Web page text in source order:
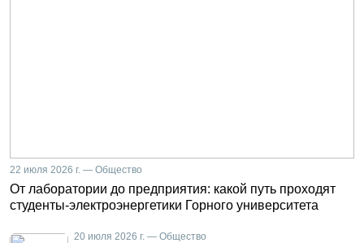
22 июля 2026 г. — Общество
От лаборатории до предприятия: какой путь проходят
студенты-электроэнергетики Горного университета
20 июля 2026 г. — Общество